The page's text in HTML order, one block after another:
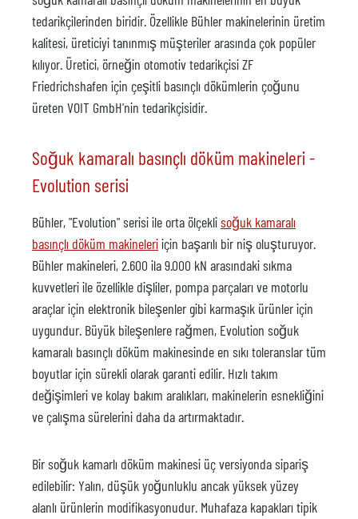
tedarikçilerinden biridir. Özellikle Bühler makinelerinin üretim
kalitesi, üreticiyi tanınmış müşteriler arasında çok popüler
kılıyor. Üretici, örneğin otomotiv tedarikçisi ZF
Friedrichshafen için çeşitli basınçlı dökümlerin çoğunu
üreten VOIT GmbH'nin tedarikçisidir.
Soğuk kamaralı basınçlı döküm makineleri -
Evolution serisi
Bühler, "Evolution" serisi ile orta ölçeklisoğuk kamaralı
basınçlı döküm makineleriiçin başarılı bir niş oluşturuyor.
Bühler makineleri, 2.600 ila 9.000 kN arasındaki sıkma
kuvvetleri ile özellikle dişliler, pompa parçaları ve motorlu
araçlar için elektronik bileşenler gibi karmaşık ürünler için
uygundur. Büyük bileşenlere rağmen, Evolution soğuk
kamaralı basınçlı döküm makinesinde en sıkı toleranslar tüm
boyutlar için sürekli olarak garanti edilir. Hızlı takım
değişimleri ve kolay bakım aralıkları, makinelerin esnekliğini
ve çalışma sürelerini daha da artırmaktadır.
Bir soğuk kamarlı döküm makinesi üç versiyonda sipariş
edilebilir: Yalın, düşük yoğunluklu ancak yüksek yüzey
alanlı ürünlerin modifikasyonudur. Muhafaza kapakları tipik